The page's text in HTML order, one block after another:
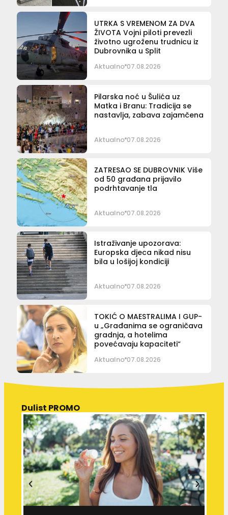
UTRKA S VREMENOM ZA DVA
ŽIVOTA Vojni piloti prevezli
životno ugroženu trudnicu iz
Dubrovnika u Split
Aktualno 07.08.2026
Pilarska noć u Šulića uz
Matka i Branu: Tradicija se
nastavlja, zabava zajamčena
Aktualno 07.08.2026
ZATRESAO SE DUBROVNIK Više
od 50 građana prijavilo
podrhtavanje tla
Aktualno 07.08.2026
Istraživanje upozorava:
Europska djeca nikad nisu
bila u lošijoj kondiciji
Aktualno 07.08.2026
TOKIĆ O MAESTRALIMA I GUP-
u „Građanima se ograničava
gradnja, a hotelima
povećavaju kapaciteti“
Aktualno 07.08.2026
Dulist PROMO